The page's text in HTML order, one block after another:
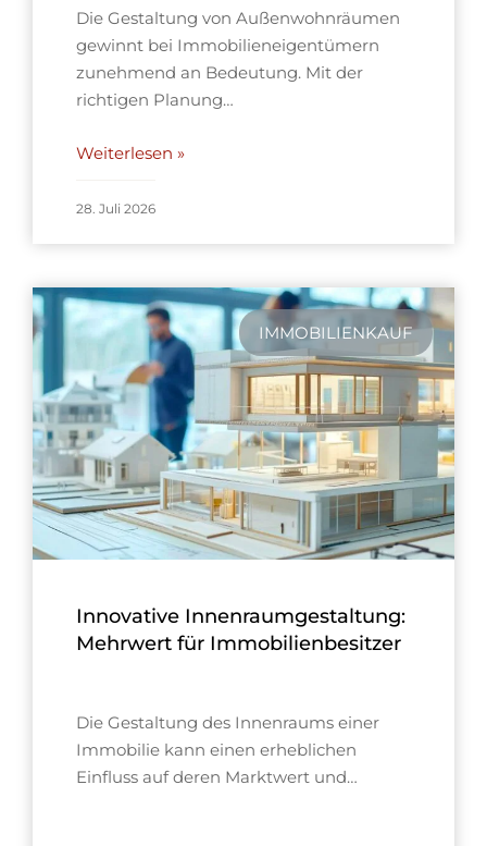
Die Gestaltung von Außenwohnräumen
gewinnt bei Immobilieneigentümern
zunehmend an Bedeutung. Mit der
richtigen Planung…
Weiterlesen »
28. Juli 2026
IMMOBILIENKAUF
Innovative Innenraumgestaltung:
Mehrwert für Immobilienbesitzer
Die Gestaltung des Innenraums einer
Immobilie kann einen erheblichen
Einfluss auf deren Marktwert und…